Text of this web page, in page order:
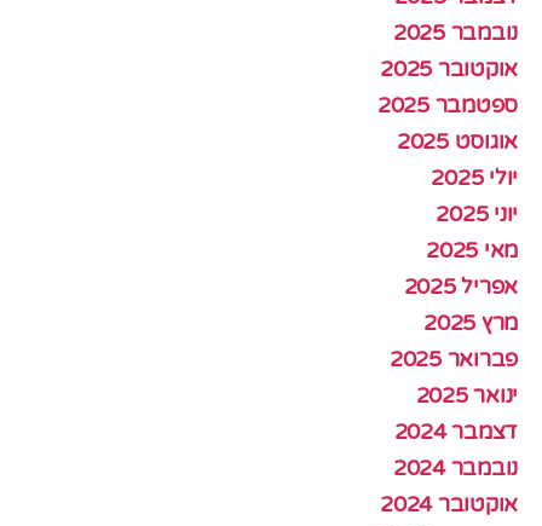
נובמבר 2025
אוקטובר 2025
ספטמבר 2025
אוגוסט 2025
יולי 2025
יוני 2025
מאי 2025
אפריל 2025
מרץ 2025
פברואר 2025
ינואר 2025
דצמבר 2024
נובמבר 2024
אוקטובר 2024